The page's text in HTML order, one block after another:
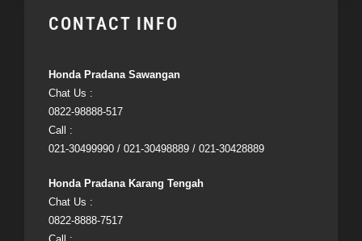
CONTACT INFO
Honda Pradana Sawangan
Chat Us :
0822-98888-517
Call :
021-30499990 / 021-30498889 / 021-30428889
Honda Pradana Karang Tengah
Chat Us :
0822-8888-7517